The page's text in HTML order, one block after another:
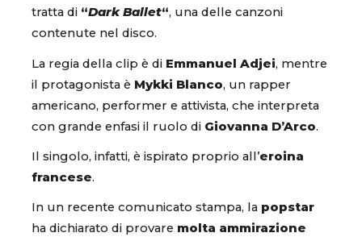
tratta di “Dark Ballet“, una delle canzoni
contenute nel disco.
La regia della clip è di Emmanuel Adjei, mentre
il protagonista è Mykki Blanco, un rapper
americano, performer e attivista, che interpreta
con grande enfasi il ruolo di Giovanna D’Arco.
Il singolo, infatti, è ispirato proprio all’eroina
francese.
In un recente comunicato stampa, la popstar
ha dichiarato di provare molta ammirazione